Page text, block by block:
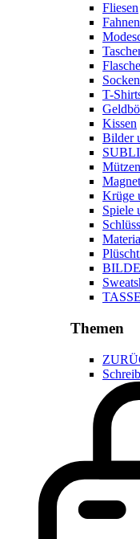
Fliesen
T-
Kissen
Bilder
Krüge
Spiele
Themen